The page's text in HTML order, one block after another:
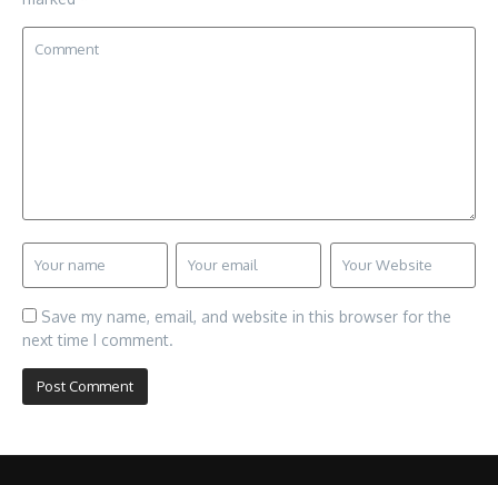
Save my name, email, and website in this browser for the
next time I comment.